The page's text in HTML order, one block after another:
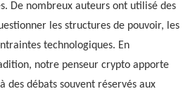
De nombreux auteurs ont utilisé des
les structures de pouvoir, les
technologiques. En
notre penseur crypto apporte
des débats souvent réservés aux